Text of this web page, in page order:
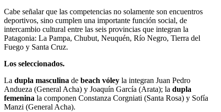
Cabe señalar que las competencias no solamente son encuentros
deportivos, sino cumplen una importante función social, de
intercambio cultural entre las seis provincias que integran la
Patagonia: La Pampa, Chubut, Neuquén, Río Negro, Tierra del
Fuego y Santa Cruz.
Los seleccionados.
La dupla masculina de beach vóley la integran Juan Pedro
Andueza (General Acha) y Joaquín García (Arata); la dupla
femenina la componen Constanza Corgniati (Santa Rosa) y Sofía
Manzi (General Acha).